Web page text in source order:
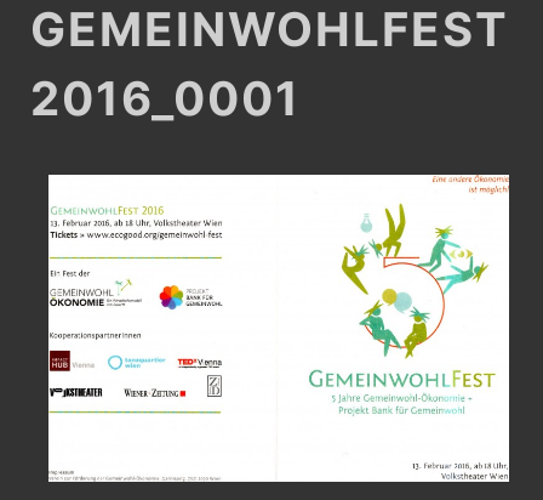
GEMEINWOHLFEST
2016_0001